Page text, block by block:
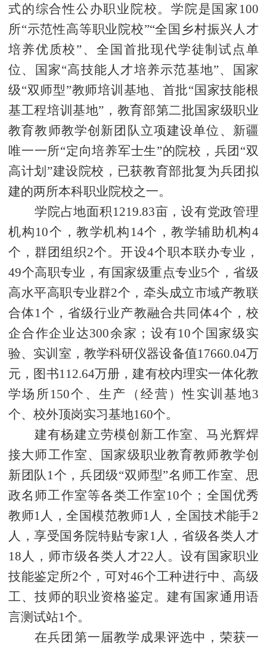
式的综合性公办职业院校。学院是国家100
所“示范性高等职业院校”“全国乡村振兴人才
培养优质校”、全国首批现代学徒制试点单
位、国家“高技能人才培养示范基地”、国家
级“双师型”教师培训基地、首批“国家技能根
基工程培训基地”，教育部第二批国家级职业
教育教师教学创新团队立项建设单位、新疆
唯一一所“定向培养军士生”的院校，兵团 “双
高计划”建设院校，已获教育部批复为兵团拟
建的两所本科职业院校之一。
学院占地面积1219.83亩，设有党政管理
机构10个，教学机构14个，教学辅助机构4
个，群团组织2个。开设4个职本联办专业，
49个高职专业，有国家级重点专业5个，省级
高水平高职专业群2个，牵头成立市域产教联
合体1个，省级行业产教融合共同体4个，校
企合作企业达300余家；设有10个国家级实
验、实训室，教学科研仪器设备值17660.04万
元，图书112.64万册，建有校内理实一体化教
学场所150个、生产（经营）性实训基地3
个、校外顶岗实习基地160个。
建有杨建立劳模创新工作室、马光辉焊
接大师工作室、国家级职业教育教师教学创
新团队 1个，兵团级“双师型”名师工作室、思
政名师工作室等各类工作室10个；全国优秀
教师1人，全国模范教师1人，全国技术能手2
人，享受国务院特贴专家1人，省级各类人才
18人，师市级各类人才22人。设有国家职业
技能鉴定所2个，可对46个工种进行中、高级
工、技师的职业资格鉴定。建有国家通用语
言测试站1个。
在兵团第一届教学成果评选中，荣获一